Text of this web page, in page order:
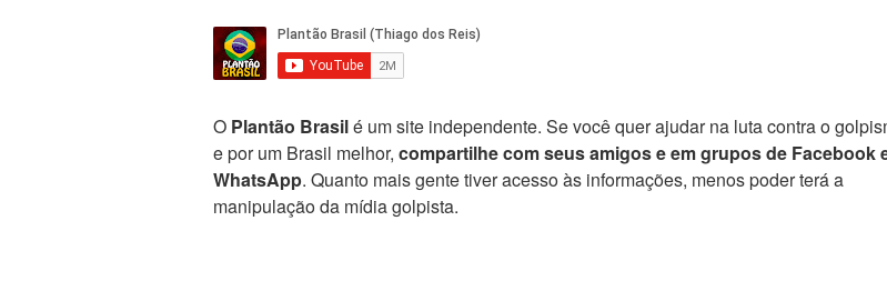
O Plantão Brasilé um site independente. Se você quer ajudar na luta contra o
e por um Brasil melhor, compartilhe com seus amigos e em grupos de Facebook
WhatsApp. Quanto mais gente tiver acesso às informações, menos poder terá a
manipulação da mídia golpista.